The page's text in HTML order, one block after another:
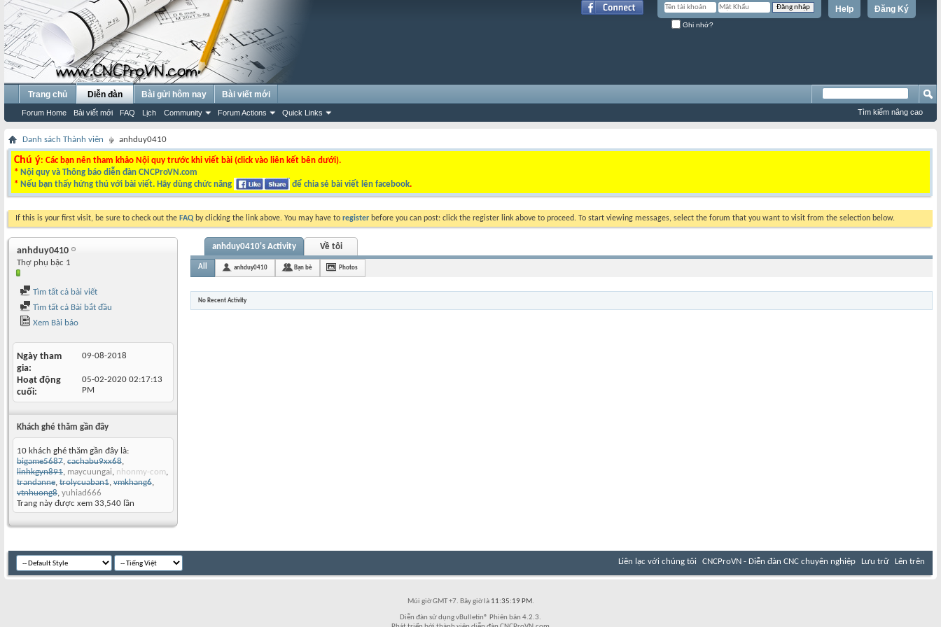
Đăng Ký
Help
Ghi nhớ?
Trang chủ Diễn đàn
Forum Home Bài viết mới FAQ Lịch Community Forum Actions Quick Links
Bài gửi hôm nay Bài viết mới
Tìm kiếm nâng cao
Danh sách Thành viên anhduy0410
Chú ý: Các bạn nên tham khảo Nội quy trước khi viết bài (click vào liên kết bên dưới).
* Nội quy và Thông báo diễn đàn CNCProVN.com
* Nếu bạn thấy hứng thú với bài viết. Hãy dùng chức năng để chia sẻ bài viết lên facebook.
If this is your first visit, be sure to check out the FAQ by clicking the link above. You may have to register before you can post: click the register link above to proceed. To start viewing messages, select the forum that you want to visit from the selection below.
anhduy0410
Thợ phụ bậc 1
Tìm tất cả bài viết
Tìm tất cả Bài bắt đầu
Xem Bài báo
Ngày tham
gia
09-08-2018
Hoạt động
cuối
05-02-2020 02:17:13
PM
Khách ghé thăm gần đây
10 khách ghé thăm gần đây là:
bigame5687, cachabu9xx68,
linhkgyn891, maycuungai, nhonmy-com,
trandanne, trolycuaban1, vmkhang6,
vtnhuong8, yuhiad666
Trang này được xem 33,540 lần
anhduy0410's Activity Về tôi
All anhduy0410 Bạn bè Photos
No Recent Activity
Liên lạc với chúng tôi CNCProVN - Diễn đàn CNC chuyên nghiệp Lưu trữ Lên trên
Múi giờ GMT +7. Bây giờ là 11:35:19 PM.
Diễn đàn sử dụng vBulletin® Phiên bản 4.2.3.